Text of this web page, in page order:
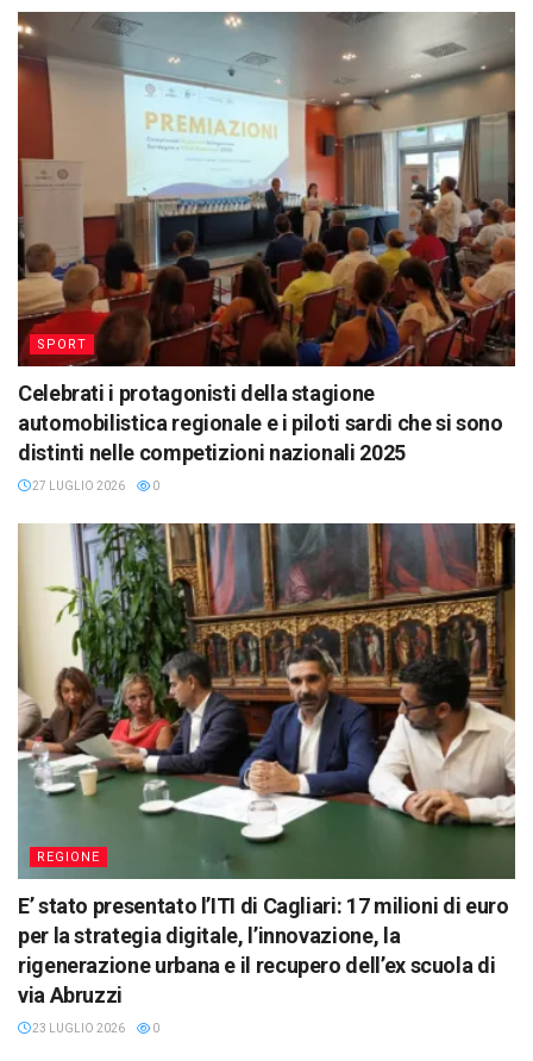
SPORT
Celebrati i protagonisti della stagione
automobilistica regionale e i piloti sardi che si sono
distinti nelle competizioni nazionali 2025
27 LUGLIO 2026 0
REGIONE
E’ stato presentato l’ITI di Cagliari: 17 milioni di euro
per la strategia digitale, l’innovazione, la
rigenerazione urbana e il recupero dell’ex scuola di
via Abruzzi
23 LUGLIO 2026 0